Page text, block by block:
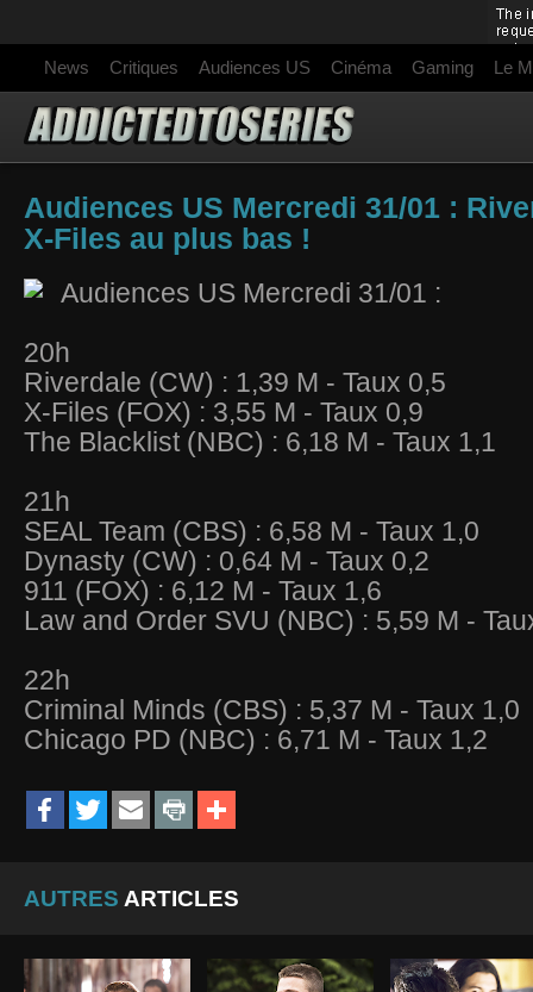
News Critiques Audiences US Cinéma Gaming Le
Audiences US Mercredi 31/01 :
X-Files au plus bas !
Audiences US Mercredi 31/01 :
20h
Riverdale (CW) : 1,39 M - Taux 0,5
X-Files (FOX) : 3,55 M - Taux 0,9
The Blacklist (NBC) : 6,18 M - Taux 1,1
21h
SEAL Team (CBS) : 6,58 M - Taux 1,0
Dynasty (CW) : 0,64 M - Taux 0,2
911 (FOX) : 6,12 M - Taux 1,6
Law and Order SVU (NBC) : 5,59 M -
22h
Criminal Minds (CBS) : 5,37 M - Taux 1,0
Chicago PD (NBC) : 6,71 M - Taux 1,2
AUTRES ARTICLES